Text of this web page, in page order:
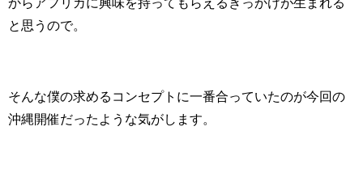
からアフリカに興味を持ってもらえるきっかけが生まれる
と思うので。
そんな僕の求めるコンセプトに一番合っていたのが今回の
沖縄開催だったような気がします。